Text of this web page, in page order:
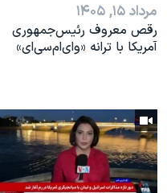
مرداد ۱۵, ۱۴۰۵
رقص معروف رئیس‌جمهوری
آمریکا با ترانه «وای‌ام‌سی‌ای»